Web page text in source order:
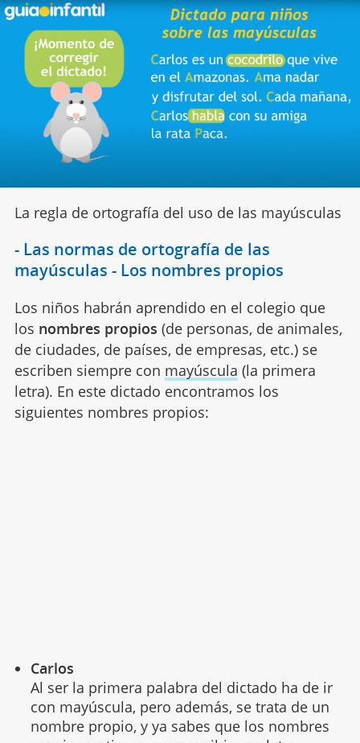
La regla de ortografía del uso de las mayúsculas
- Las normas de ortografía de las
mayúsculas - Los nombres propios
Los niños habrán aprendido en el colegio que
los nombres propios (de personas, de animales,
de ciudades, de países, de empresas, etc.) se
escriben siempre con mayúscula (la primera
letra). En este dictado encontramos los
siguientes nombres propios:
Carlos
Al ser la primera palabra del dictado ha de ir
con mayúscula, pero además, se trata de un
nombre propio, y ya sabes que los nombres